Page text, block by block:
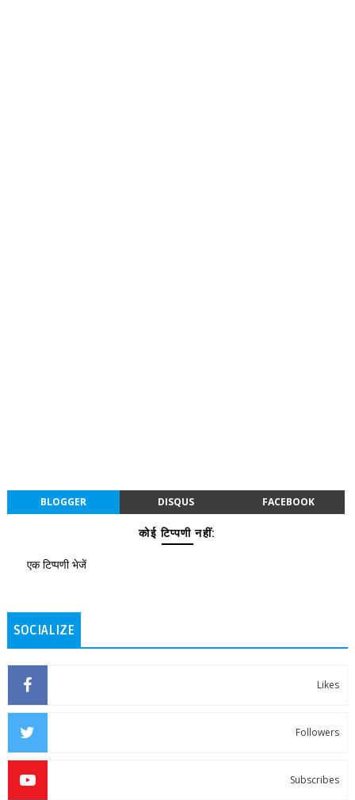
BLOGGER DISQUS FACEBOOK
कोई टिप्पणी नहीं:
एक टिप्पणी भेजें
SOCIALIZE
Likes
Followers
Subscribes